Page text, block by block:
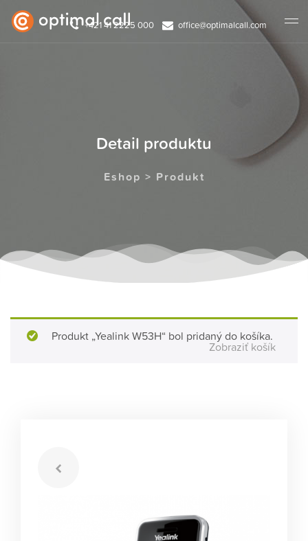
+421 41 2225 000 office@optimalcall.com
Detail produktu
Eshop > Produkt
Produkt „Yealink W53H“ bol pridaný do košíka.
Zobraziť košík